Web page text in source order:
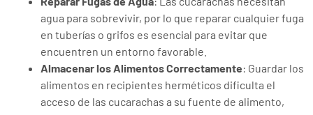
agua para sobrevivir, por lo que reparar cualquier fuga
en tuberías o grifos es esencial para evitar que
encuentren un entorno favorable.
Almacenar los Alimentos Correctamente: Guardar los
alimentos en recipientes herméticos dificulta el
acceso de las cucarachas a su fuente de alimento,